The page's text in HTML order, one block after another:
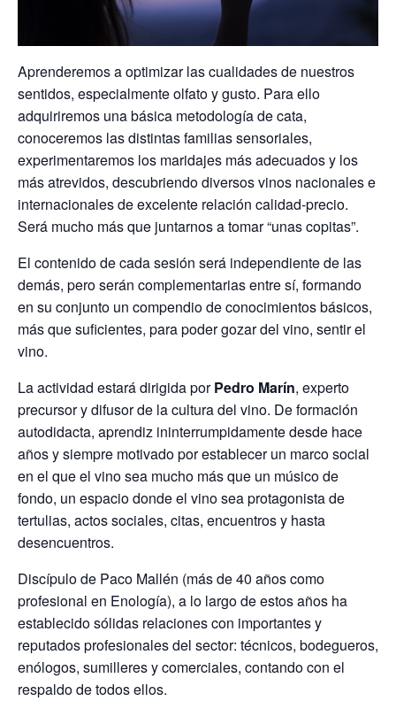
Aprenderemos a optimizar las cualidades de nuestros
sentidos, especialmente olfato y gusto. Para ello
adquiriremos una básica metodología de cata,
conoceremos las distintas familias sensoriales,
experimentaremos los maridajes más adecuados y los
más atrevidos, descubriendo diversos vinos nacionales e
internacionales de excelente relación calidad-precio.
Será mucho más que juntarnos a tomar “unas copitas”.
El contenido de cada sesión será independiente de las
demás, pero serán complementarias entre sí, formando
en su conjunto un compendio de conocimientos básicos,
más que suficientes, para poder gozar del vino, sentir el
vino.
La actividad estará dirigida porPedro Marín, experto
precursor y difusor de la cultura del vino. De formación
autodidacta, aprendiz ininterrumpidamente desde hace
años y siempre motivado por establecer un marco social
en el que el vino sea mucho más que un músico de
fondo, un espacio donde el vino sea protagonista de
tertulias, actos sociales, citas, encuentros y hasta
desencuentros.
Discípulo de Paco Mallén (más de 40 años como
profesional en Enología), a lo largo de estos años ha
establecido sólidas relaciones con importantes y
reputados profesionales del sector: técnicos, bodegueros,
enólogos, sumilleres y comerciales, contando con el
respaldo de todos ellos.